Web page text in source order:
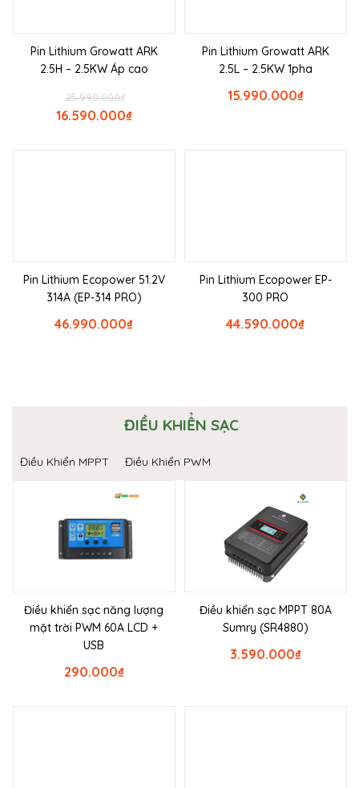
Pin Lithium Growatt ARK
2.5H – 2.5KW Áp cao
₫
25.990.000
₫
16.590.000
Pin Lithium Growatt ARK
2.5L – 2.5KW 1pha
₫
15.990.000
Pin Lithium Ecopower 51.2V
314A (EP-314 PRO)
₫
46.990.000
Pin Lithium Ecopower EP-
300 PRO
₫
44.590.000
ĐIỀU KHIỂN SẠC
Điều Khiển MPPT Điều Khiển PWM
Điều khiển sạc năng lượng
mặt trời PWM 60A LCD +
USB
₫
290.000
Điều khiển sạc MPPT 80A
Sumry (SR4880)
₫
3.590.000